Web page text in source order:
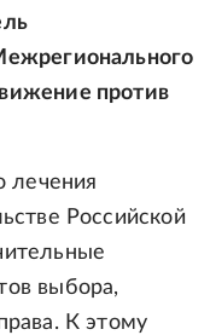
против
лечения
Российской
выбора,
К этому